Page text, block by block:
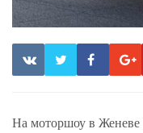
На моторшоу в Женеве